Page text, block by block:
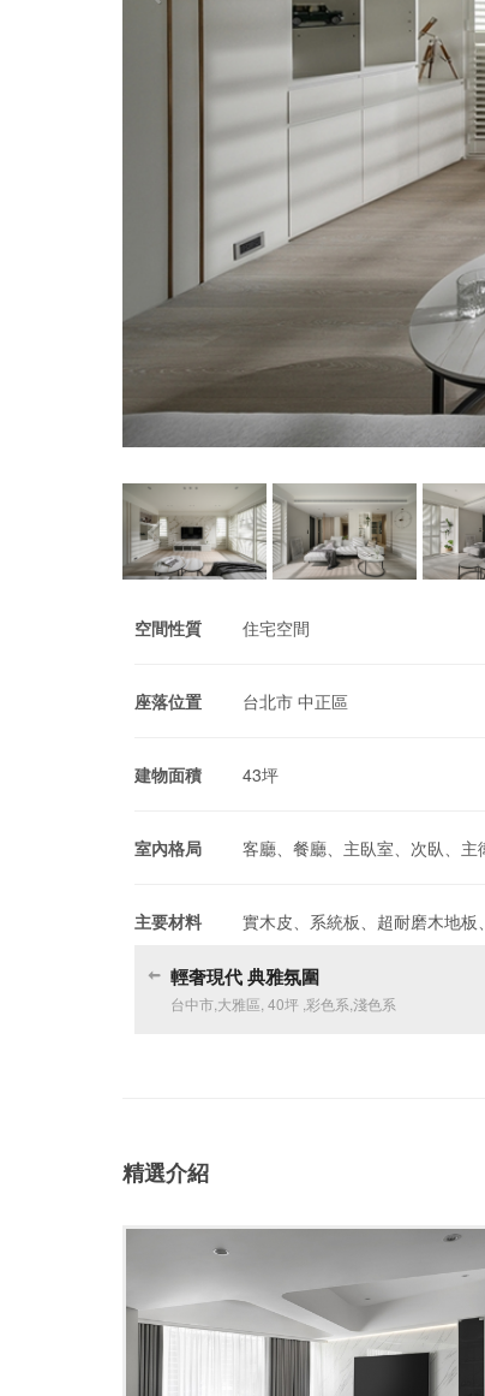
空間性質 住宅空間
座落位置 台北市 中正區
建物面積 43坪
室內格局 客廳、餐廳、主臥室、次臥、主
主要材料 實木皮、系統板、超耐磨木地板
輕奢現代 典雅氛圍
台中市 大雅區 40坪 彩色系 淺色系
精選介紹